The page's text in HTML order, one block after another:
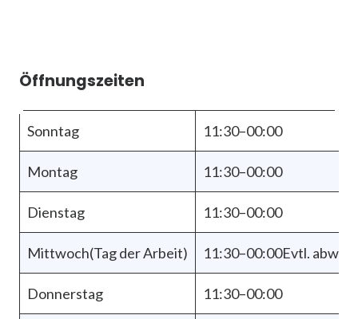
Öffnungszeiten
Sonntag 11:30–00:00
Montag 11:30–00:00
Dienstag 11:30–00:00
Mittwoch(Tag der Arbeit) 11:30–00:00Evtl.
Donnerstag 11:30–00:00